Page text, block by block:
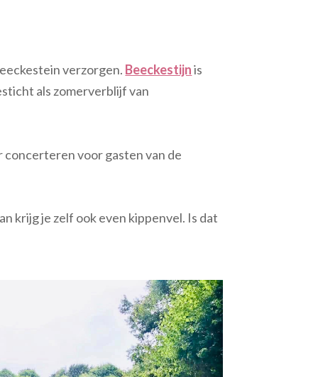
verzorgen. Beeckestijnis
als zomerverblijf van
concerteren voor gasten van de
krijg je zelf ook even kippenvel. Is dat